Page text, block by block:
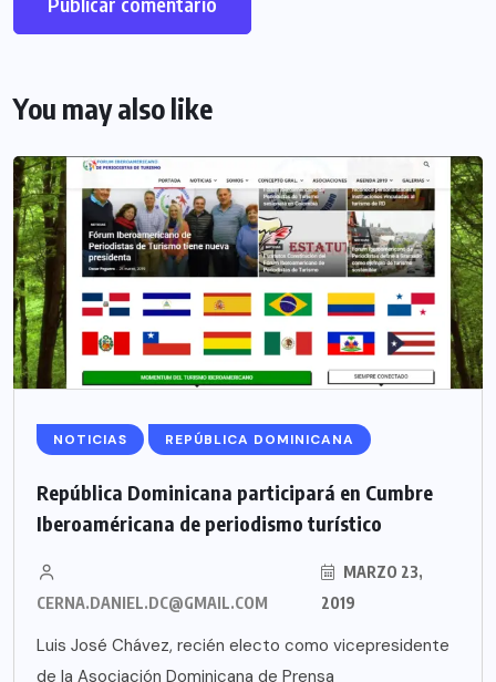
You may also like
NOTICIAS REPÚBLICA DOMINICANA
República Dominicana participará en Cumbre
Iberoaméricana de periodismo turístico
CERNA.DANIEL.DC@GMAIL.COM
MARZO 23,
2019
Luis José Chávez, recién electo como vicepresidente
de la Asociación Dominicana de Prensa